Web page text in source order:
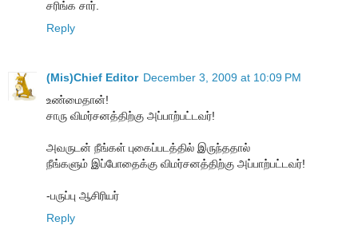
சரிங்க சார்.
Reply
(Mis)Chief Editor December 3, 2009 at 10:09 PM
உண்மைதான்!
சாரு விமர்சனத்திற்கு அப்பாற்பட்டவர்!
அவருடன் நீங்கள் புகைப்படத்தில் இருந்ததால்
நீங்களும் இப்போதைக்கு விமர்சனத்திற்கு அப்பாற்பட்டவர்!
-பருப்பு ஆசிரியர்
Reply